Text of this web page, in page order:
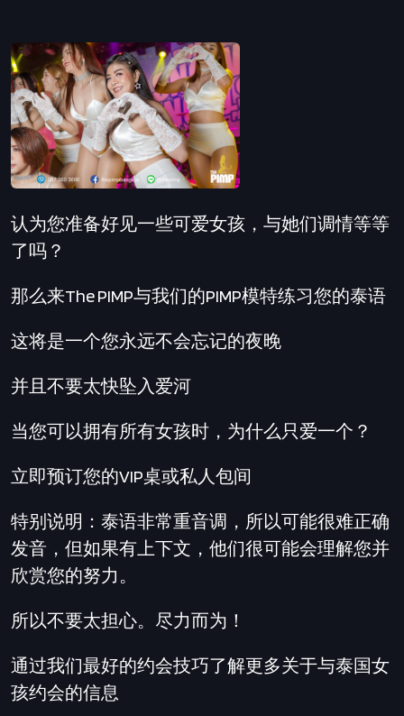
认为您准备好见一些可爱女孩，与她们调情等等
了吗？
那么来The PIMP与我们的PIMP模特练习您的泰语
这将是一个您永远不会忘记的夜晚
并且不要太快坠入爱河
当您可以拥有所有女孩时，为什么只爱一个？
立即预订您的VIP桌或私人包间
特别说明：泰语非常重音调，所以可能很难正确
发音，但如果有上下文，他们很可能会理解您并
欣赏您的努力。
所以不要太担心。尽力而为！
通过我们最好的约会技巧了解更多关于与泰国女
孩约会的信息